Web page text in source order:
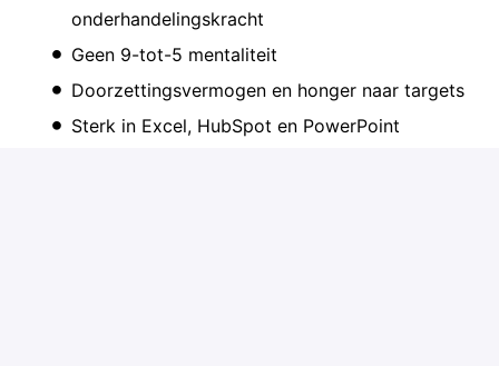
onderhandelingskracht
Geen 9-tot-5 mentaliteit
Doorzettingsvermogen en honger naar targets
Sterk in Excel, HubSpot en PowerPoint